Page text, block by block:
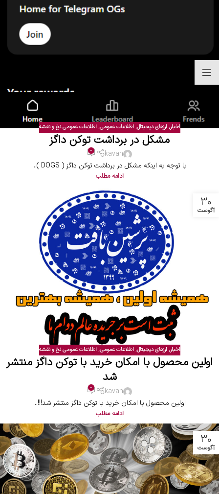
اخبار,ارزهای دیجیتال,اطلاعات عمومی,اطلاعات عمومی نخ و نقشه
مشکل در برداشت توکن داگز
kavan
0
با توجه به اینکه مشکل در برداشت توکن داگز ( DOGS )...
ادامه مطلب
30
آگوست
اخبار,ارزهای دیجیتال,اطلاعات عمومی,اطلاعات عمومی نخ و نقشه
اولین محصول با امکان خرید با توکن داگز منتشر
شد
kavan
0
اولین محصول با امکان خرید با توکن داگز منتشر شد!!!...
ادامه مطلب
30
آگوست